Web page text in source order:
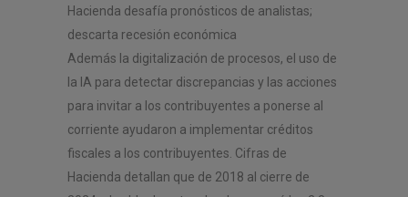
Hacienda desafía pronósticos de analistas;
descarta recesión económica
Además la digitalización de procesos, el uso de
la IA para detectar discrepancias y las acciones
para invitar a los contribuyentes a ponerse al
corriente ayudaron a implementar créditos
fiscales a los contribuyentes. Cifras de
Hacienda detallan que de 2018 al cierre de